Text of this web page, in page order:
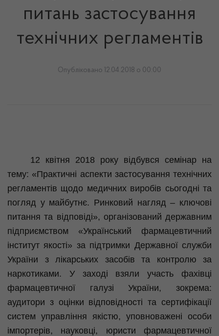
питань застосування
технічних регламентів
Опубліковано 12.04.2018 о 00:00
12 квітня 2018 року відбувся семінар на
тему: «Практичні аспекти застосування технічних
регламентів щодо медичних виробів сьогодні та
погляд у майбутнє. Ринковий нагляд – ключові
питання та відповіді», організований державним
підприємством «Український фармацевтичний
інститут якості» за підтримки Державної служби
України з лікарських засобів та контролю за
наркотиками. У заході взяли участь фахівці
фармацевтичної галузі України, зокрема:
аудитори з оцінки відповідності та сертифікації
систем управління якістю, уповноважені особи
імпортерів, науковці, юристи фармацевтичної